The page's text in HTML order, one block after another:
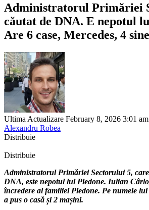
Administratorul Primăriei
căutat de DNA. E nepotul
Are 6 case, Mercedes, 4
Ultima Actualizare February 8, 2026 3:01 am
Alexandru Robea
Distribuie
Distribuie
Administratorul Primăriei Sectorului 5,
DNA, este nepotul lui Piedone. Iulian
încredere al familiei Piedone. Pe numele
a pus o casă și 2 mașini.